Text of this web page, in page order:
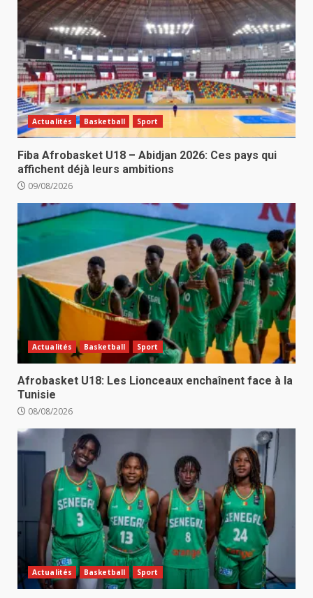
Actualités Basketball Sport
Fiba Afrobasket U18 – Abidjan 2026: Ces pays qui
affichent déjà leurs ambitions
09/08/2026
Actualités Basketball Sport
Afrobasket U18: Les Lionceaux enchaînent face à la
Tunisie
08/08/2026
Actualités Basketball Sport